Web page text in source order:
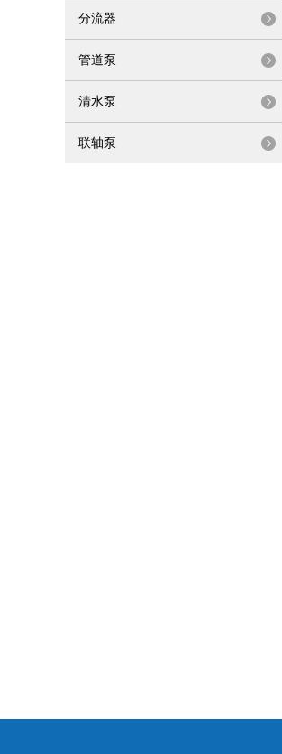
分流器
管道泵
清水泵
联轴泵